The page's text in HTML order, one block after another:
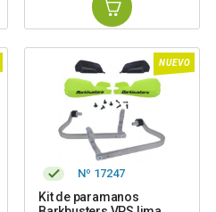
NUEVO
Nº 17247
Kit de paramanos